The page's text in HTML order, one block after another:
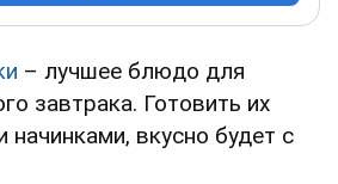
– лучшее блюдо для
завтрака. Готовить их
вкусно будет с